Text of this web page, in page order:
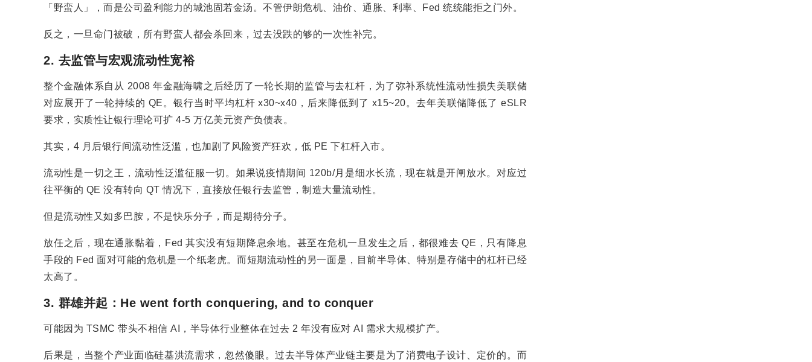
「野蛮人」，而是公司盈利能力的城池固若金汤。不管伊朗危机、油价、通胀、利率、Fed 统统能拒之门外。
反之，一旦命门被破，所有野蛮人都会杀回来，过去没跌的够的一次性补完。
2. 去监管与宏观流动性宽裕
整个金融体系自从 2008 年金融海啸之后经历了一轮长期的监管与去杠杆，为了弥补系统性流动性损失美联储
对应展开了一轮持续的 QE。银行当时平均杠杆 x30~x40，后来降低到了 x15~20。去年美联储降低了 eSLR
要求，实质性让银行理论可扩 4-5 万亿美元资产负债表。
其实，4 月后银行间流动性泛滥，也加剧了风险资产狂欢，低 PE 下杠杆入市。
流动性是一切之王，流动性泛滥征服一切。如果说疫情期间 120b/月是细水长流，现在就是开闸放水。对应过
往平衡的 QE 没有转向 QT 情况下，直接放任银行去监管，制造大量流动性。
但是流动性又如多巴胺，不是快乐分子，而是期待分子。
放任之后，现在通胀黏着，Fed 其实没有短期降息余地。甚至在危机一旦发生之后，都很难去 QE，只有降息
手段的 Fed 面对可能的危机是一个纸老虎。而短期流动性的另一面是，目前半导体、特别是存储中的杠杆已经
太高了。
3. 群雄并起：He went forth conquering, and to conquer
可能因为 TSMC 带头不相信 AI，半导体行业整体在过去 2 年没有应对 AI 需求大规模扩产。
后果是，当整个产业面临硅基洪流需求，忽然傻眼。过去半导体产业链主要是为了消费电子设计、定价的。而